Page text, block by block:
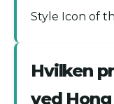
Style Icon of
Hvilken
ved